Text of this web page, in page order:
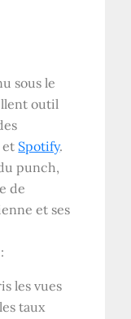
sous le
outil
et Spotify.
punch,
de
et ses
les vues
taux